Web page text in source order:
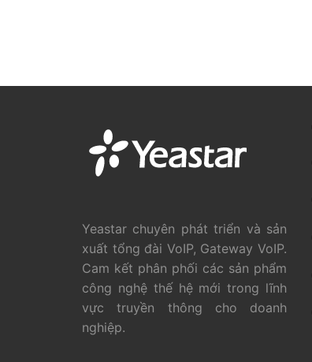
Yeastar chuyên phát triển và sản
xuất tổng đài VoIP, Gateway VoIP.
Cam kết phân phối các sản phẩm
công nghệ thế hệ mới trong lĩnh
vực truyền thông cho doanh
nghiệp.